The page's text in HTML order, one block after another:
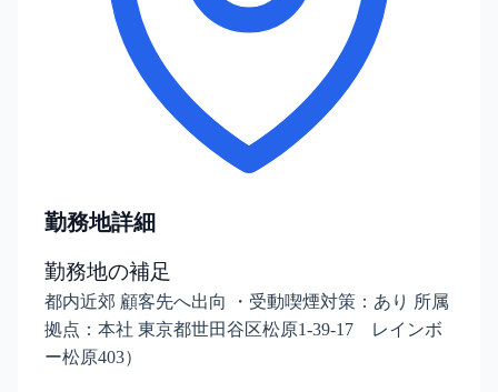
勤務地詳細
勤務地の補足
都内近郊 顧客先へ出向 ・受動喫煙対策：あり 所属
拠点：本社 東京都世田谷区松原1-39-17 レインボ
ー松原403）